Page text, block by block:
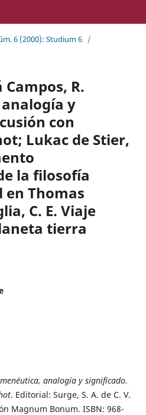
6 (2000): Studium 6 /
Campos, R.
y
con
Lukac de Stier,
la filosofía
Thomas
C. E. Viaje
tierra
analogía y significado.
. Editorial: Surge, S. A. de C. V.
Magnum Bonum. ISBN: 968-